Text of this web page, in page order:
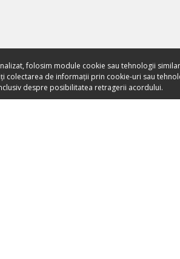
folosim module cookie sau tehnologii
colectarea de informații prin cookie-uri sau
despre posibilitatea retragerii acordului.